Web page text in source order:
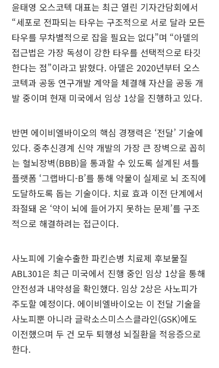
윤태영 오스코텍 대표는 최근 열린 기자간담회에서
“세포로 전파되는 타우는 구조적으로 서로 달라 모든
타우를 무차별적으로 잡을 필요는 없다”며 “아델의
접근법은 가장 독성이 강한 타우를 선택적으로 타깃
한다는 점”이라고 밝혔다. 아델은 2020년부터 오스
코텍과 공동 연구개발 계약을 체결해 자산을 공동 개
발 중이며 현재 미국에서 임상 1상을 진행하고 있다.
반면 에이비엘바이오의 핵심 경쟁력은 ‘전달’ 기술에
있다. 중추신경계 신약 개발의 가장 큰 장벽으로 꼽히
는 혈뇌장벽(BBB)을 통과할 수 있도록 설계된 셔틀
플랫폼 ‘그랩바디-B’를 통해 약물이 실제로 뇌 조직에
도달하도록 돕는 기술이다. 치료 효과 이전 단계에서
좌절돼 온 ‘약이 뇌에 들어가지 못하는 문제’를 구조
적으로 해결하려는 접근이다.
사노피에 기술수출한 파킨슨병 치료제 후보물질
ABL301은 최근 미국에서 진행 중인 임상 1상을 통해
안전성과 내약성을 확인했다. 임상 2상은 사노피가
주도할 예정이다. 에이비엘바이오는 이 전달 기술을
사노피뿐 아니라 글락소스미스스클라인(GSK)에도
이전했으며 두 건 모두 퇴행성 뇌질환을 적응증으로
한다.